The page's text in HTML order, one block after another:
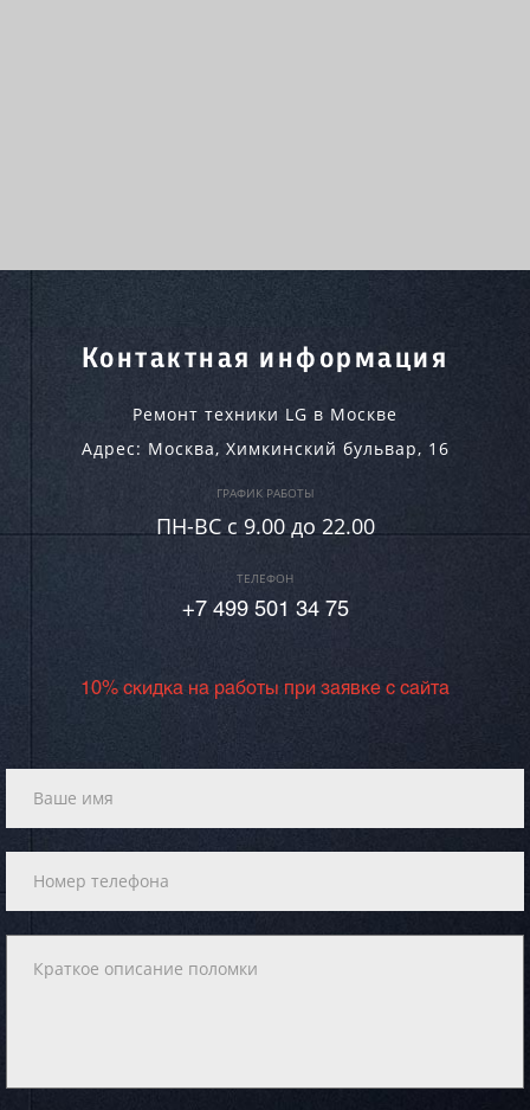
Контактная информация
Ремонт техники LG в Москве
Адрес: Москва, Химкинский бульвар, 16
ГРАФИК РАБОТЫ
ПН-ВC c 9.00 до 22.00
ТЕЛЕФОН
+7 499 501 34 75
10% скидка на работы при заявке с сайта